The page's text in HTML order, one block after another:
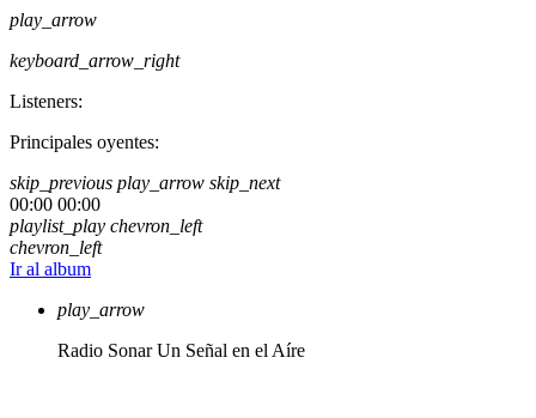
play_arrow
keyboard_arrow_right
Listeners:
Principales oyentes:
skip_previous play_arrow skip_next
00:00 00:00
playlist_play chevron_left
chevron_left
Ir al album
play_arrow
Radio Sonar Un Señal en el Aíre